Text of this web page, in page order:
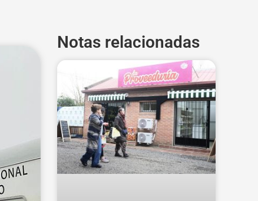
Notas relacionadas